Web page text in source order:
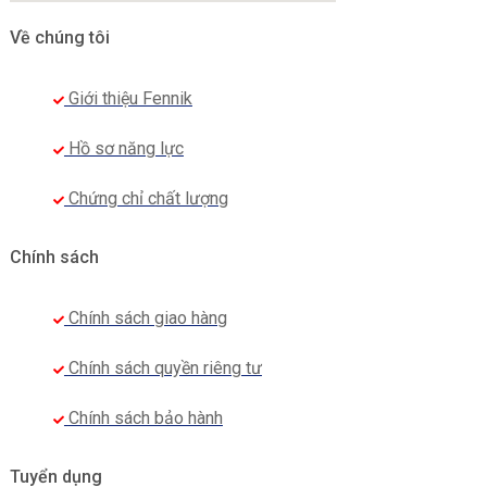
Về chúng tôi
Giới thiệu Fennik
Hồ sơ năng lực
Chứng chỉ chất lượng
Chính sách
Chính sách giao hàng
Chính sách quyền riêng tư
Chính sách bảo hành
Tuyển dụng